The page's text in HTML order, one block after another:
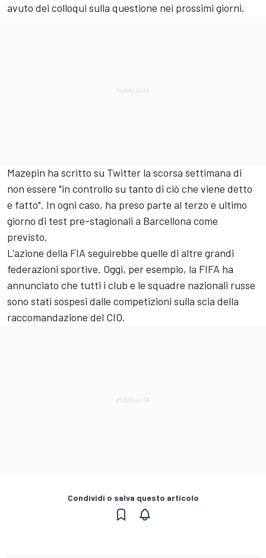
avuto dei colloqui sulla questione nei prossimi giorni.
Mazepin ha scritto su Twitter la scorsa settimana di
non essere "in controllo su tanto di ciò che viene detto
e fatto". In ogni caso, ha preso parte al terzo e ultimo
giorno di test pre-stagionali a Barcellona come
previsto.
L'azione della FIA seguirebbe quelle di altre grandi
federazioni sportive. Oggi, per esempio, la FIFA ha
annunciato che tutti i club e le squadre nazionali russe
sono stati sospesi dalle competizioni sulla scia della
raccomandazione del CIO.
Condividi o salva questo articolo